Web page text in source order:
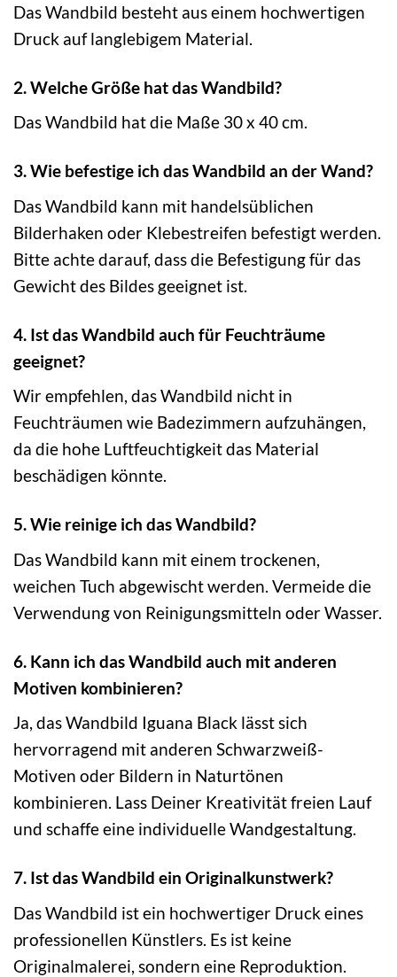
Das Wandbild besteht aus einem hochwertigen
Druck auf langlebigem Material.
2. Welche Größe hat das Wandbild?
Das Wandbild hat die Maße 30 x 40 cm.
3. Wie befestige ich das Wandbild an der Wand?
Das Wandbild kann mit handelsüblichen
Bilderhaken oder Klebestreifen befestigt werden.
Bitte achte darauf, dass die Befestigung für das
Gewicht des Bildes geeignet ist.
4. Ist das Wandbild auch für Feuchträume
geeignet?
Wir empfehlen, das Wandbild nicht in
Feuchträumen wie Badezimmern aufzuhängen,
da die hohe Luftfeuchtigkeit das Material
beschädigen könnte.
5. Wie reinige ich das Wandbild?
Das Wandbild kann mit einem trockenen,
weichen Tuch abgewischt werden. Vermeide die
Verwendung von Reinigungsmitteln oder Wasser.
6. Kann ich das Wandbild auch mit anderen
Motiven kombinieren?
Ja, das Wandbild Iguana Black lässt sich
hervorragend mit anderen Schwarzweiß-
Motiven oder Bildern in Naturtönen
kombinieren. Lass Deiner Kreativität freien Lauf
und schaffe eine individuelle Wandgestaltung.
7. Ist das Wandbild ein Originalkunstwerk?
Das Wandbild ist ein hochwertiger Druck eines
professionellen Künstlers. Es ist keine
Originalmalerei, sondern eine Reproduktion.